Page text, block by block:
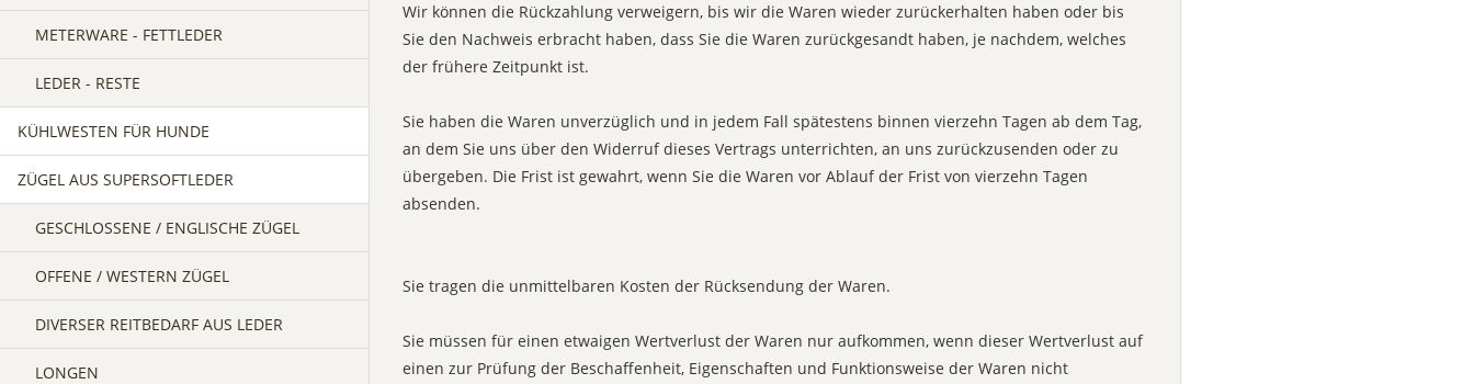
METERWARE - FETTLEDER
LEDER - RESTE
KÜHLWESTEN FÜR HUNDE
ZÜGEL AUS SUPERSOFTLEDER
GESCHLOSSENE / ENGLISCHE ZÜGEL
OFFENE / WESTERN ZÜGEL
DIVERSER REITBEDARF AUS LEDER
LONGEN
Wir können die Rückzahlung verweigern, bis wir die Waren wieder zurückerhalten haben oder bis
Sie den Nachweis erbracht haben, dass Sie die Waren zurückgesandt haben, je nachdem, welches
der frühere Zeitpunkt ist.
Sie haben die Waren unverzüglich und in jedem Fall spätestens binnen vierzehn Tagen ab dem Tag,
an dem Sie uns über den Widerruf dieses Vertrags unterrichten, an uns zurückzusenden oder zu
übergeben. Die Frist ist gewahrt, wenn Sie die Waren vor Ablauf der Frist von vierzehn Tagen
absenden.
Sie tragen die unmittelbaren Kosten der Rücksendung der Waren.
Sie müssen für einen etwaigen Wertverlust der Waren nur aufkommen, wenn dieser Wertverlust auf
einen zur Prüfung der Beschaffenheit, Eigenschaften und Funktionsweise der Waren nicht